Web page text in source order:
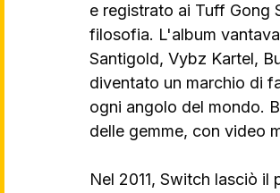
e registrato ai Tuff Gong
filosofia. L'album
Santigold, Vybz Kartel,
diventato un marchio di
ogni angolo del mondo.
delle gemme, con video
Nel 2011, Switch lasciò